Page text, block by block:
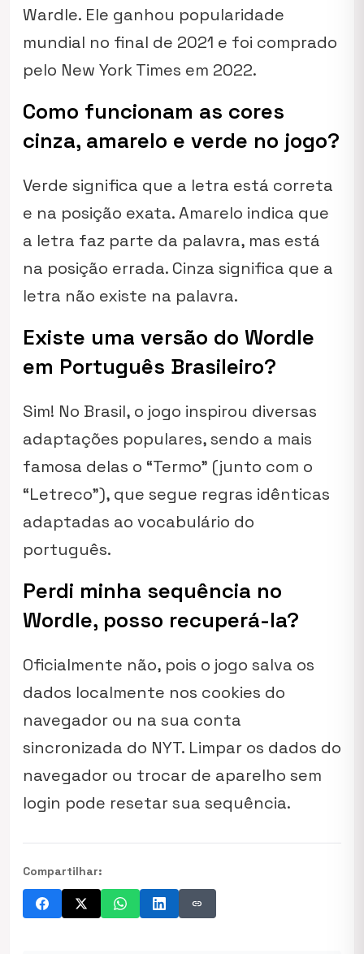
Wardle. Ele ganhou popularidade
mundial no final de 2021 e foi comprado
pelo New York Times em 2022.
Como funcionam as cores
cinza, amarelo e verde no jogo?
Verde significa que a letra está correta
e na posição exata. Amarelo indica que
a letra faz parte da palavra, mas está
na posição errada. Cinza significa que a
letra não existe na palavra.
Existe uma versão do Wordle
em Português Brasileiro?
Sim! No Brasil, o jogo inspirou diversas
adaptações populares, sendo a mais
famosa delas o “Termo” (junto com o
“Letreco”), que segue regras idênticas
adaptadas ao vocabulário do
português.
Perdi minha sequência no
Wordle, posso recuperá-la?
Oficialmente não, pois o jogo salva os
dados localmente nos cookies do
navegador ou na sua conta
sincronizada do NYT. Limpar os dados do
navegador ou trocar de aparelho sem
login pode resetar sua sequência.
Compartilhar:
link